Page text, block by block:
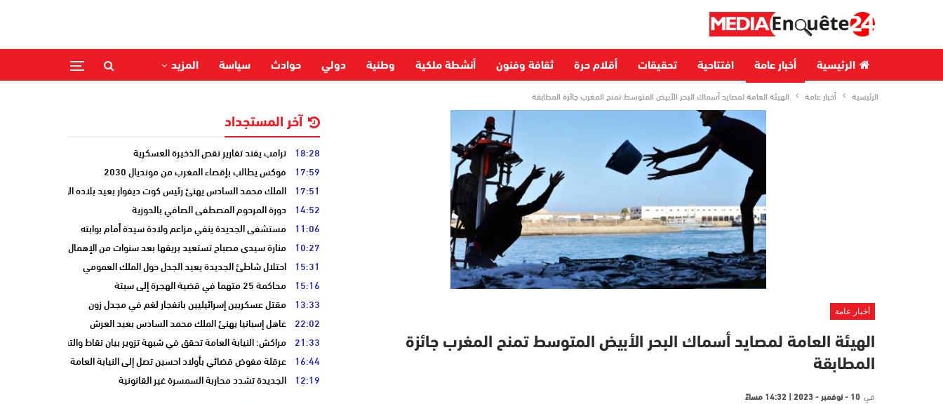
الرئيسية أخبار عامة افتتاحية تحقيقات أقلام حرة ثقافة وفنون أنشطة ملكية وطنية دولي حوادث سياسة المزيد
الرئيسية أخبار عامة الهيئة العامة لمصايد أسماك البحر الأبيض المتوسط تمنح المغرب جائزة المطابقة
أخبار عامة
الهيئة العامة لمصايد أسماك البحر الأبيض المتوسط تمنح المغرب جائزة
المطابقة
في 10 - نوفمبر - 2023 | 14:32 مساءً
آخر المستجداد
18:28 ترامب يفند تقارير نقص الذخيرة العسكرية
17:59 فوكس يطالب بإقصاء المغرب من مونديال 2030
17:51 الملك محمد السادس يهنئ رئيس كوت ديفوار بعيد بلاده الوطني
14:52 دورة المرحوم المصطفى الصافي بالحوزية
11:06 مستشفى الجديدة ينفي مزاعم ولادة سيدة أمام بوابته
10:27 منارة سيدي مصباح تستعيد بريقها بعد سنوات من الإهمال
15:31 احتلال شاطئ الجديدة يعيد الجدل حول الملك العمومي
15:16 محاكمة 25 متهما في قضية الهجرة إلى سبتة
13:33 مقتل عسكريين إسرائيليين بانفجار لغم في مجدل زون
22:02 عاهل إسبانيا يهنئ الملك محمد السادس بعيد العرش
21:33 مراكش: النيابة العامة تحقق في شبهة تزوير بيان نقاط والتشهير بطالب
16:44 عرقلة مفوض قضائي بأولاد احسين تصل إلى النيابة العامة
12:19 الجديدة تشدد محاربة السمسرة غير القانونية